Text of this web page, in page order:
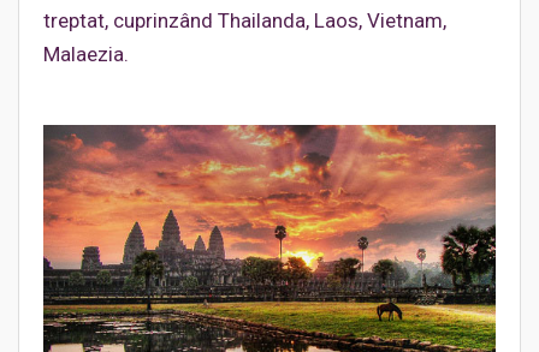
treptat, cuprinzând Thailanda, Laos, Vietnam,
Malaezia.